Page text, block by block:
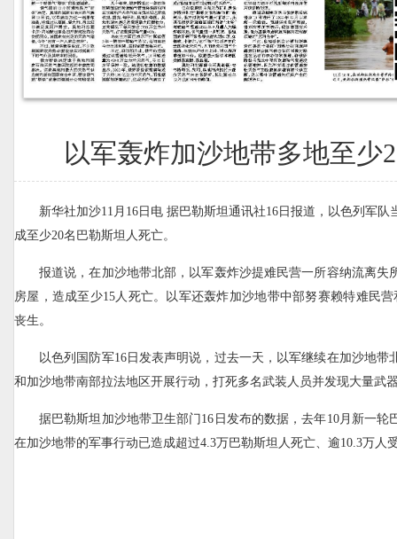
以军轰炸加沙地带多地至少
新华社加沙11月16日电 据巴勒斯坦通讯社16日报道，以色列军
成至少20名巴勒斯坦人死亡。
报道说，在加沙地带北部，以军轰炸沙提难民营一所容纳流离失
房屋，造成至少15人死亡。以军还轰炸加沙地带中部努赛赖特难民
丧生。
以色列国防军16日发表声明说，过去一天，以军继续在加沙地带
和加沙地带南部拉法地区开展行动，打死多名武装人员并发现大量武
据巴勒斯坦加沙地带卫生部门16日发布的数据，去年10月新一轮
在加沙地带的军事行动已造成超过4.3万巴勒斯坦人死亡、逾10.3万人